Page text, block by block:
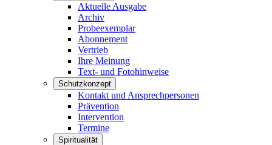
Aktuelle Ausgabe
Archiv
Probeexemplar
Abonnement
Vertrieb
Ihre Meinung
Text- und Fotohinweise
Schutzkonzept
Kontakt und Ansprechpersonen
Prävention
Intervention
Termine
Spiritualität